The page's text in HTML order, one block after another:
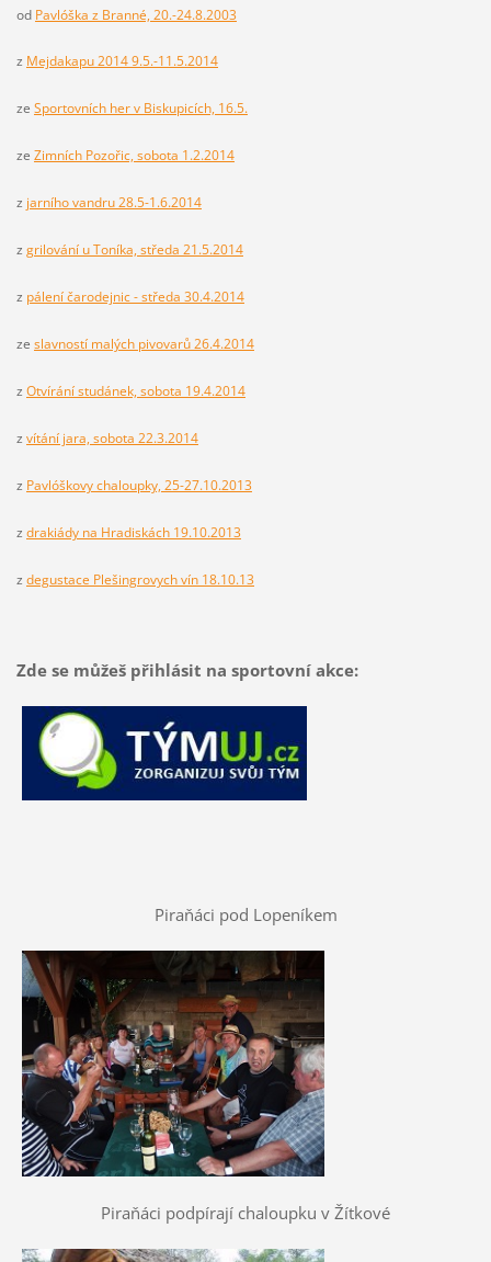
od Pavlóška z Branné, 20.-24.8.2003
z Mejdakapu 2014 9.5.-11.5.2014
ze Sportovních her v Biskupicích, 16.5.
ze Zimních Pozořic, sobota 1.2.2014
z jarního vandru 28.5-1.6.2014
z grilování u Toníka, středa 21.5.2014
z pálení čarodejnic - středa 30.4.2014
ze slavností malých pivovarů 26.4.2014
z Otvírání studánek, sobota 19.4.2014
z vítání jara, sobota 22.3.2014
z Pavlóškovy chaloupky, 25-27.10.2013
z drakiády na Hradiskách 19.10.2013
z degustace Plešingrovych vín 18.10.13
Zde se můžeš přihlásit na sportovní akce:
Piraňáci pod Lopeníkem
Piraňáci podpírají chaloupku v Žítkové